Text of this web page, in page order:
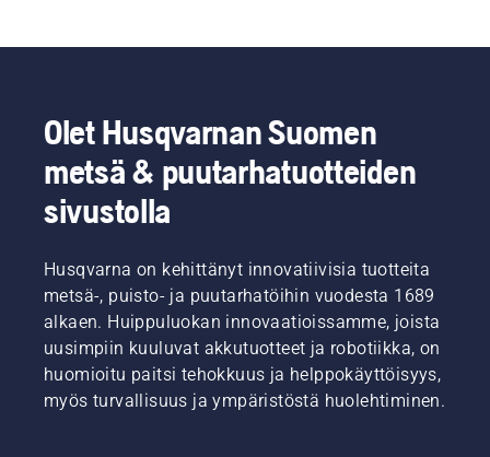
Olet Husqvarnan Suomen
metsä & puutarhatuotteiden
sivustolla
Husqvarna on kehittänyt innovatiivisia tuotteita
metsä-, puisto- ja puutarhatöihin vuodesta 1689
alkaen. Huippuluokan innovaatioissamme, joista
uusimpiin kuuluvat akkutuotteet ja robotiikka, on
huomioitu paitsi tehokkuus ja helppokäyttöisyys,
myös turvallisuus ja ympäristöstä huolehtiminen.